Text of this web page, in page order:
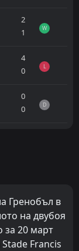
2
1
W
4
0
L
0
0
D
Гренобъл в
на двубоя
за 20 март
Francis